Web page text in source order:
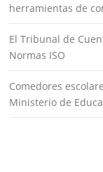
herramientas de
El Tribunal de
Normas ISO
Comedores
Ministerio de